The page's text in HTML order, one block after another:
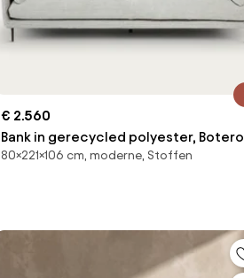
€ 2.560
Bank in gerecycled polyester, Botero
80×221×106 cm, moderne, Stoffen